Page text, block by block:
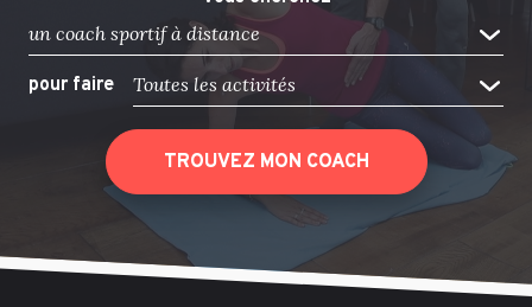
un coach sportif à distance
pour faire Toutes les activités
TROUVEZ MON COACH